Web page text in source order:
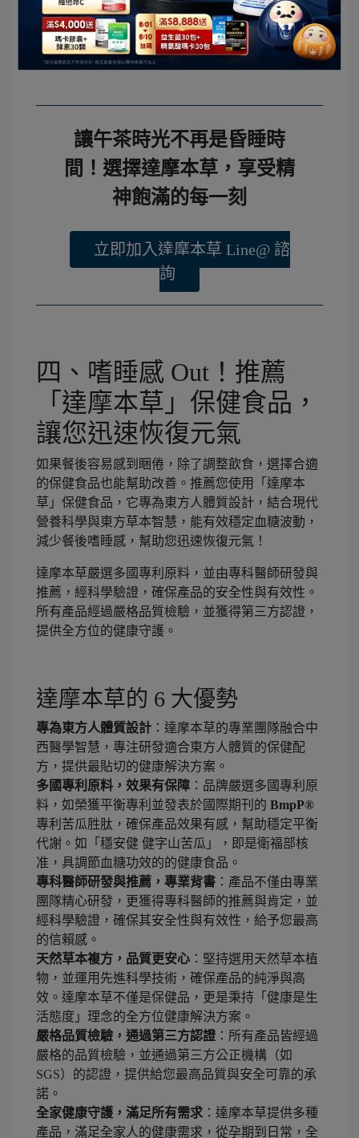
不過，建議在補充任何保健品之前，務必先諮詢專
業醫師或營養師的建議，確保安全與合適性。
讓午茶時光不再是昏睡時
間！選擇達摩本草，享受精
神飽滿的每一刻
立即加入達摩本草 Line@ 諮
詢
四、嗜睡感 Out！推薦
「達摩本草」保健食品，
讓您迅速恢復元氣
如果餐後容易感到睏倦，除了調整飲食，選擇合適
的保健食品也能幫助改善。推薦您使用「達摩本
草」保健食品，它專為東方人體質設計，結合現代
營養科學與東方草本智慧，能有效穩定血糖波動，
減少餐後嗜睡感，幫助您迅速恢復元氣！
達摩本草嚴選多國專利原料，並由專科醫師研發與
推薦，經科學驗證，確保產品的安全性與有效性。
所有產品經過嚴格品質檢驗，並獲得第三方認證，
提供全方位的健康守護。
達摩本草的 6 大優勢
專為東方人體質設計 ：達摩本草的專業團隊融合中
西醫學智慧，專注研發適合東方人體質的保健配
方，提供最貼切的健康解決方案。
多國專利原料，效果有保障 ：品牌嚴選多國專利原
料，如榮獲平衡專利並發表於國際期刊的 BmpP®
專利苦瓜胜肽，確保產品效果有感，幫助穩定平衡
代謝。如「穩安健 健字山苦瓜」，即是衛福部核
准，具調節血糖功效的的健康食品。
專科醫師研發與推薦，專業背書 ：產品不僅由專業
團隊精心研發，更獲得專科醫師的推薦與肯定，並
經科學驗證，確保其安全性與有效性，給予您最高
的信賴感。
天然草本複方，品質更安心 ：堅持選用天然草本植
物，並運用先進科學技術，確保產品的純淨與高
效。達摩本草不僅是保健品，更是秉持「健康是生
活態度」理念的全方位健康解決方案。
嚴格品質檢驗，通過第三方認證 ：所有產品皆經過
嚴格的品質檢驗，並通過第三方公正機構（如
SGS）的認證，提供給您最高品質與安全可靠的承
諾。
全家健康守護，滿足所有需求 ：達摩本草提供多種
產品，滿足全家人的健康需求，從孕期到日常，全